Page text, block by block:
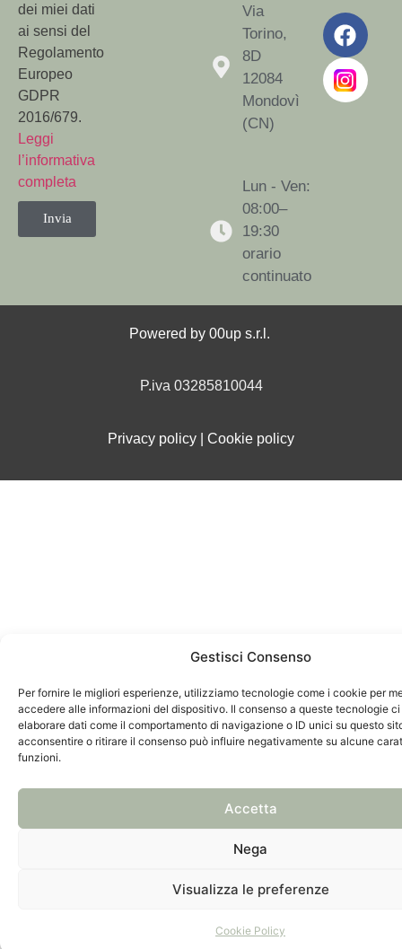
Gestisci Consenso
Per fornire le migliori esperienze, utilizziamo tecnologie come i cookie per
accedere alle informazioni del dispositivo. Il consenso a queste tecnologie
elaborare dati come il comportamento di navigazione o ID unici su questo
acconsentire o ritirare il consenso può influire negativamente su alcune
funzioni.
Accetta
Nega
Visualizza le preferenze
Cookie Policy
dei miei dati
ai sensi del
Regolamento
Europeo
GDPR
2016/679.
Leggi
l’informativa
completa
Invia
Via
Torino,
8D
12084
Mondovì
(CN)
Lun - Ven:
08:00–
19:30
orario
continuato
Powered by 00up s.r.l.
P.iva 03285810044
Privacy policy Cookie policy